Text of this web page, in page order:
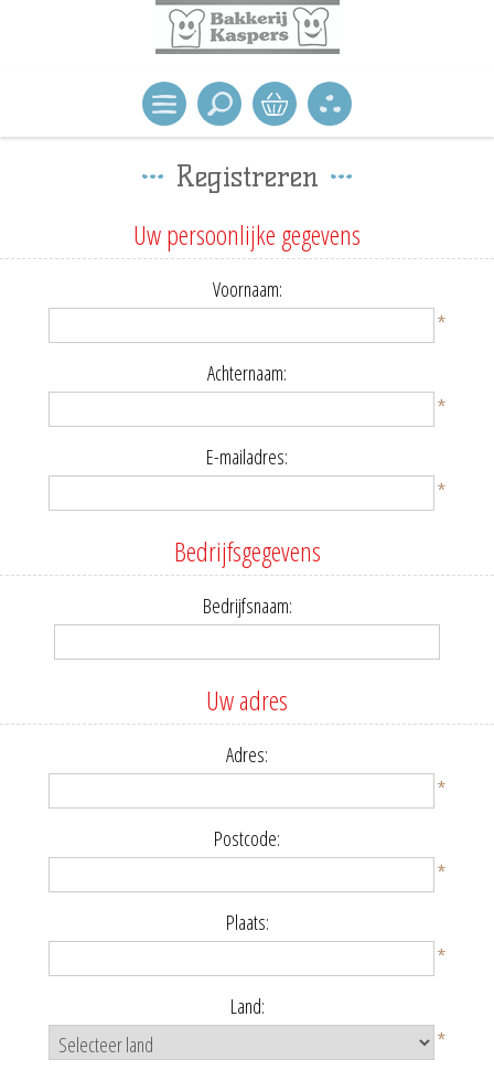
Registreren
Uw persoonlijke gegevens
Voornaam:
*
Achternaam:
*
E-mailadres:
*
Bedrijfsgegevens
Bedrijfsnaam:
Uw adres
Adres:
*
Postcode:
*
Plaats:
*
Land:
*